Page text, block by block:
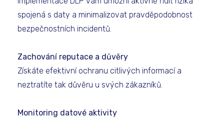
spojená s daty a minimalizovat pravděpodobnost
bezpečnostních incidentů.
Zachování reputace a důvěry
Získáte efektivní ochranu citlivých informací a
neztratíte tak důvěru u svých zákazníků.
Monitoring datové aktivity